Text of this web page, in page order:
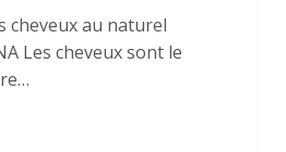
cheveux au naturel
Les cheveux sont le